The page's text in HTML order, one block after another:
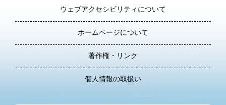
ウェブアクセシビリティについて
ホームページについて
著作権・リンク
個人情報の取扱い